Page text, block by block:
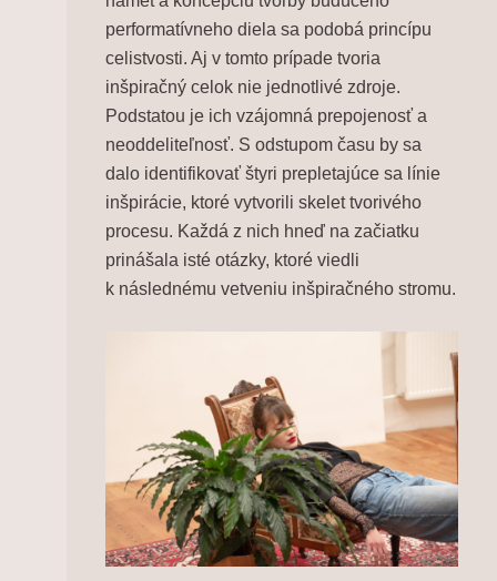
performatívneho diela sa podobá princípu
celistvosti. Aj v tomto prípade tvoria
inšpiračný celok nie jednotlivé zdroje.
Podstatou je ich vzájomná prepojenosť a
neoddeliteľnosť. S odstupom času by sa
dalo identifikovať štyri prepletajúce sa línie
inšpirácie, ktoré vytvorili skelet tvorivého
procesu. Každá z nich hneď na začiatku
prinášala isté otázky, ktoré viedli
k následnému vetveniu inšpiračného stromu.